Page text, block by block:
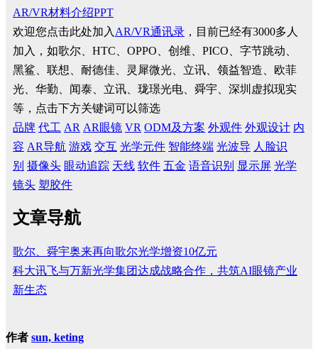
AR/VR材料介绍PPT
欢迎您点击此处加入 AR/VR通讯录 ，目前已经有3000多人
加入，如歌尔、HTC、OPPO、创维、PICO、字节跳动、
黑鲨、联想、耐德佳、灵犀微光、立讯、领益智造、欧菲
光、华勤、闻泰、立讯、珑璟光电、舜宇、深圳虚拟现实
等，点击下方关键词可以筛选
品牌 代工 AR AR眼镜 VR ODM及方案 外观件 外观设计 内
容 AR导航 游戏 交互 光学元件 智能终端 光波导 人脸识
别 摄像头 眼动追踪 天线 软件 五金 语音识别 显示屏 光学
镜头 塑胶件
文章导航
歌尔、舜宇奥来再向歌尔光学增资10亿元
科大讯飞与万新光学集团达成战略合作，共筑AI眼镜产业
新生态
作者 sun, keting